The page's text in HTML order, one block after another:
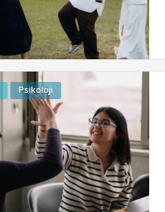
Psikoloji